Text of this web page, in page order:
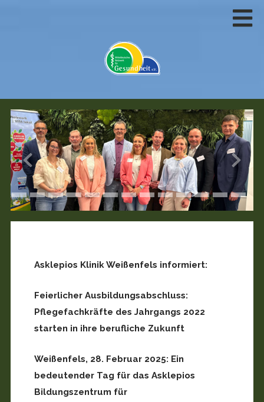
Asklepios Klinik Weißenfels informiert:
Feierlicher Ausbildungsabschluss:
Pflegefachkräfte des Jahrgangs 2022
starten in ihre berufliche Zukunft
Weißenfels, 28. Februar 2025: Ein
bedeutender Tag für das Asklepios
Bildungszentrum für